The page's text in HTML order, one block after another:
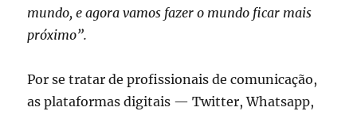
mundo, e agora vamos fazer o mundo ficar mais
próximo”.
Por se tratar de profissionais de comunicação,
as plataformas digitais — Twitter, Whatsapp,